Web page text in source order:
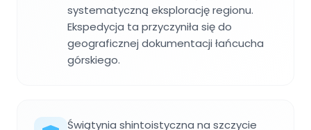
systematyczną eksplorację regionu.
Ekspedycja ta przyczyniła się do
geograficznej dokumentacji łańcucha
górskiego.
Świątynia shintoistyczna na szczycie